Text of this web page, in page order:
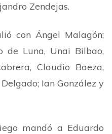
Zendejas.
con Ángel Malagón;
de Luna, Unai Bilbao,
Claudio Baeza,
Ian González y
mandó a Eduardo